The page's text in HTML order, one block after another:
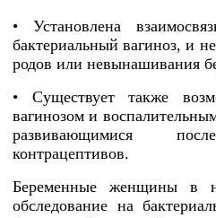
• Установлена
бактериальный вагиноз, и
родов или невынашивания
• Существует также
вагинозом и
развивающимися
контрацептивов.
Беременные женщины в
обследование на